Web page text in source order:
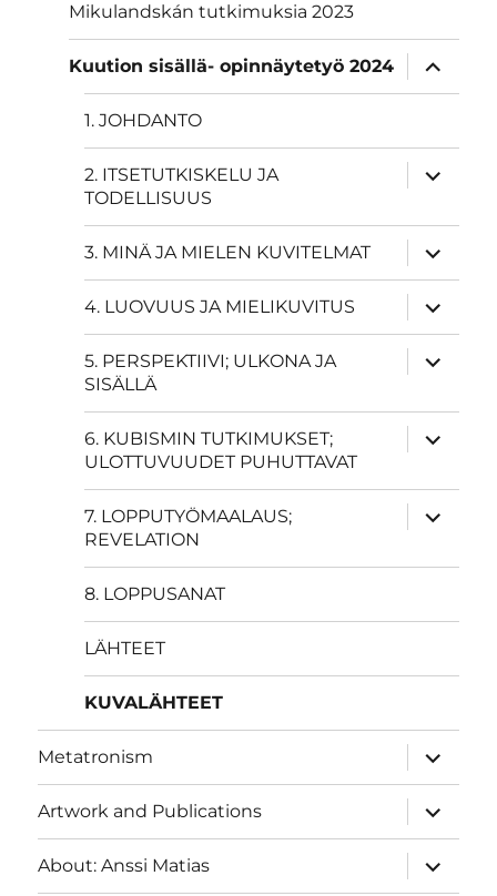
Mikulandskán tutkimuksia 2023
Kuution sisällä- opinnäytetyö 2024
näytä
1. JOHDANTO
2. ITSETUTKISKELU JA
TODELLISUUS
näytä
3. MINÄ JA MIELEN KUVITELMAT
näytä
4. LUOVUUS JA MIELIKUVITUS
näytä
5. PERSPEKTIIVI; ULKONA JA
SISÄLLÄ
näytä
6. KUBISMIN TUTKIMUKSET;
ULOTTUVUUDET PUHUTTAVAT
näytä
7. LOPPUTYÖMAALAUS;
REVELATION
näytä
8. LOPPUSANAT
LÄHTEET
KUVALÄHTEET
Metatronism
näytä
Artwork and Publications
näytä
About: Anssi Matias
näytä